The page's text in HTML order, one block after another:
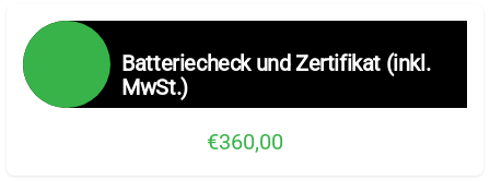
Batteriecheck und Zertifikat (inkl.
MwSt.)
€360,00